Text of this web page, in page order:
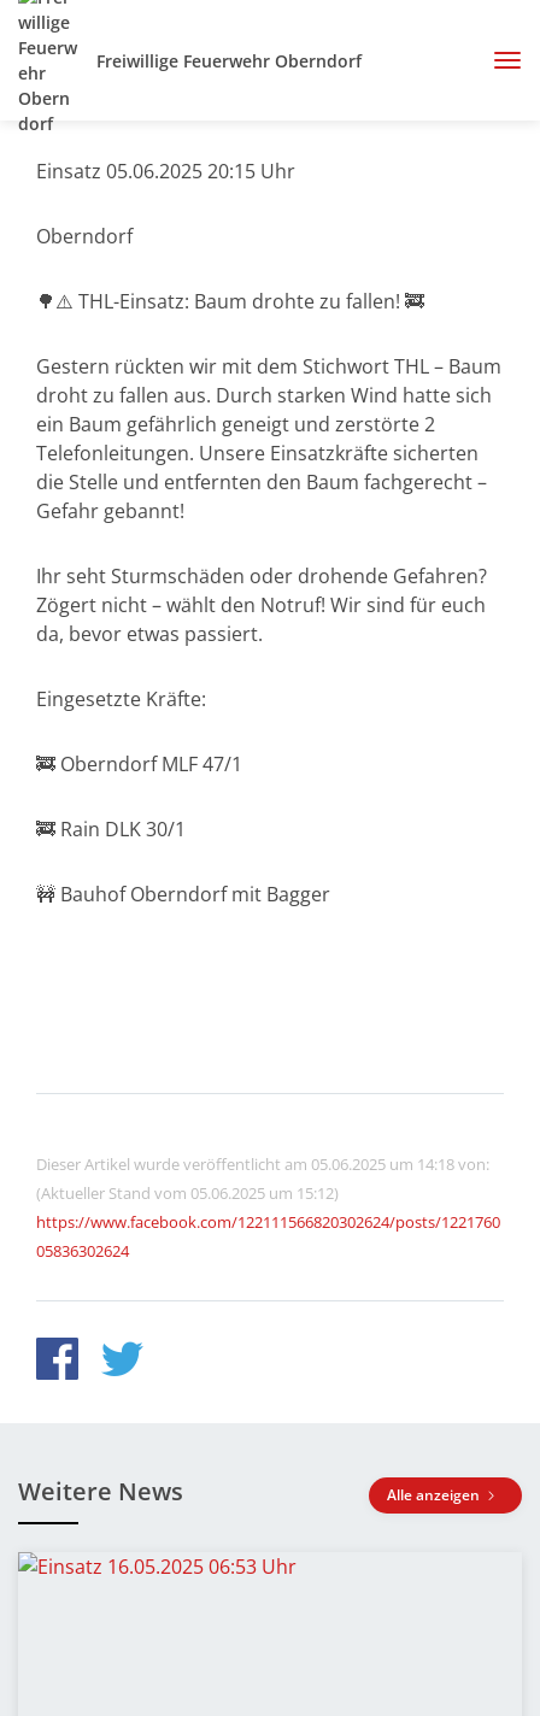
Freiwillige Feuerwehr Oberndorf
Einsatz 05.06.2025 20:15 Uhr
Oberndorf
🌳⚠️ THL-Einsatz: Baum drohte zu fallen! 🚒
Gestern rückten wir mit dem Stichwort THL – Baum
droht zu fallen aus. Durch starken Wind hatte sich
ein Baum gefährlich geneigt und zerstörte 2
Telefonleitungen. Unsere Einsatzkräfte sicherten
die Stelle und entfernten den Baum fachgerecht –
Gefahr gebannt!
Ihr seht Sturmschäden oder drohende Gefahren?
Zögert nicht – wählt den Notruf! Wir sind für euch
da, bevor etwas passiert.
Eingesetzte Kräfte:
🚒 Oberndorf MLF 47/1
🚒 Rain DLK 30/1
🚧 Bauhof Oberndorf mit Bagger
Dieser Artikel wurde veröffentlicht am 05.06.2025 um 14:18 von:
(Aktueller Stand vom 05.06.2025 um 15:12)
https://www.facebook.com/122111566820302624/posts/1221760
05836302624
Weitere News Alle anzeigen